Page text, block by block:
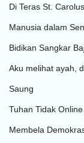
Di Teras St. Carolus
Manusia dalam
Bidikan Sangkar
Aku melihat ayah,
Saung
Tuhan Tidak
Membela